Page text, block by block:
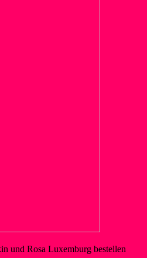
und Rosa Luxemburg bestellen